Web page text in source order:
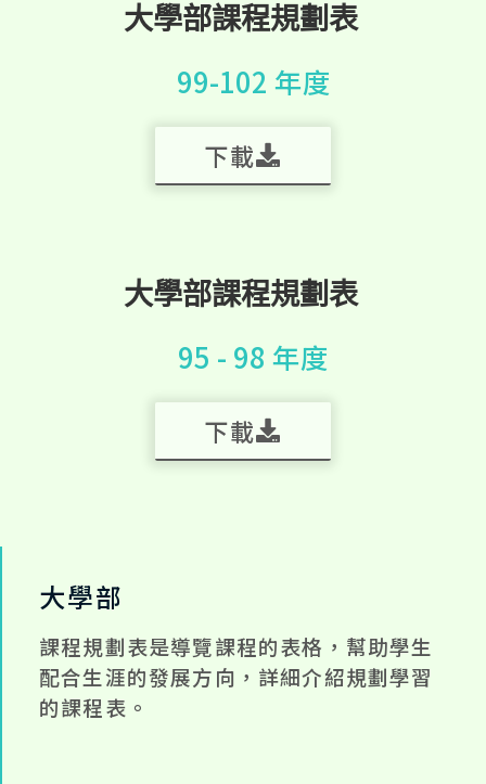
大學部課程規劃表
99-102 年度
下載
大學部課程規劃表
95 - 98 年度
下載
大學部
課程規劃表是導覽課程的表格，幫助學生
配合生涯的發展方向，詳細介紹規劃學習
的課程表。